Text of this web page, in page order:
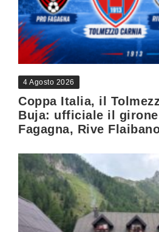
4 Agosto 2026
Coppa Italia, il
Buja: ufficiale il
Fagagna, Rive